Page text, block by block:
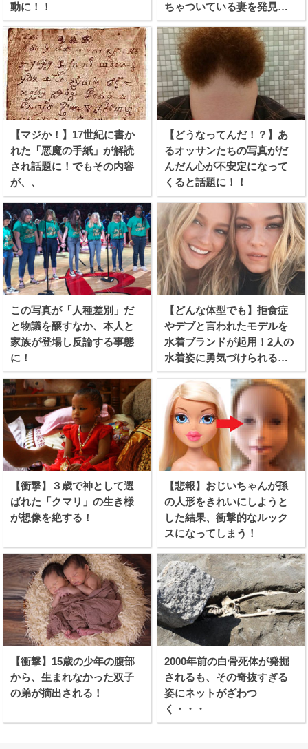
動に！！
ちゃついている妻を発見し
てしまう！！
【マジか！】17世紀に書か
れた「悪魔の手紙」が解読
され話題に！でもその内容
が、、
【どうなってんだ！？】あ
るオッサンたちの写真がだ
んだん心が不安定になって
くると話題に！！
この写真が「人種差別」だ
と物議を醸すなか、本人と
家族が登場し反論する事態
に！
【どんな体型でも】拒食症
やデブと言われたモデルを
水着ブランドが起用！2人の
水着姿に勇気づけられる女
性続出！
【衝撃】３歳で神として選
ばれた「クマリ」の生き様
が想像を絶する！
【悲報】おじいちゃんが孫
の人形をきれいにしようと
した結果、衝撃的なルック
スになってしまう！
【衝撃】15歳の少年の腹部
から、生まれなかった双子
の弟が摘出される！
2000年前の白骨死体が発掘
されるも、その奇抜すぎる
姿にネットがざわつ
く・・・